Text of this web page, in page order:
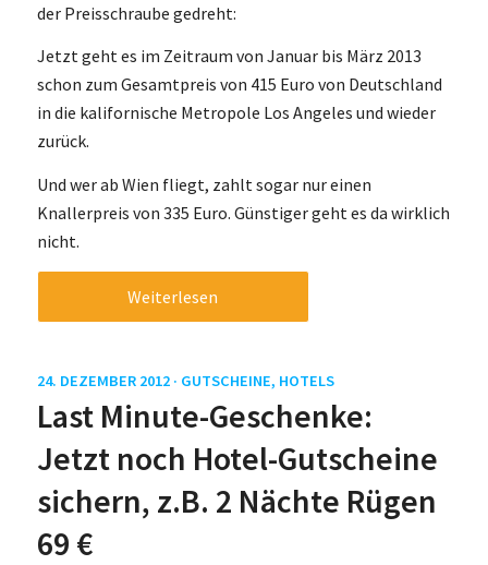
der Preisschraube gedreht:
Jetzt geht es im Zeitraum von Januar bis März 2013
schon zum Gesamtpreis von 415 Euro von Deutschland
in die kalifornische Metropole Los Angeles und wieder
zurück.
Und wer ab Wien fliegt, zahlt sogar nur einen
Knallerpreis von 335 Euro. Günstiger geht es da wirklich
nicht.
Weiterlesen
24. DEZEMBER 2012 · GUTSCHEINE, HOTELS
Last Minute-Geschenke:
Jetzt noch Hotel-Gutscheine
sichern, z.B. 2 Nächte Rügen
69 €